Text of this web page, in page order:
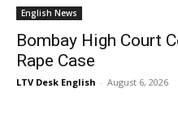
English News
Bombay High Court
Rape Case
LTV Desk English - August 6, 2026